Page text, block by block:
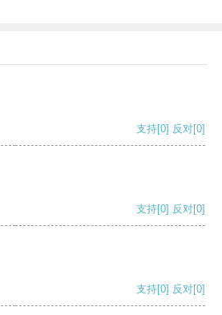
支持[0] 反对[0]
支持[0] 反对[0]
支持[0] 反对[0]